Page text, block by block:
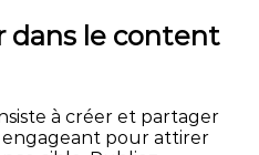
dans le content
à créer et partager
pour attirer